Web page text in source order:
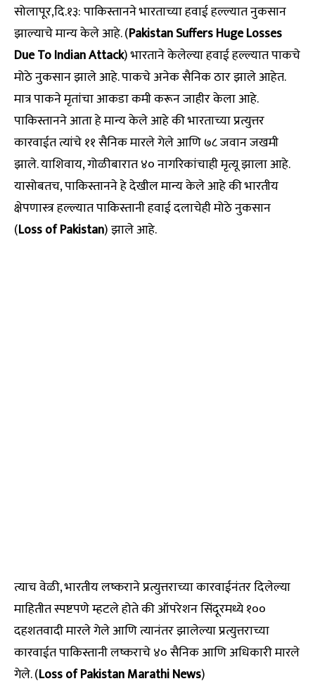
सोलापूर,दि.१३: पाकिस्तानने भारताच्या हवाई हल्ल्यात नुकसान
झाल्याचे मान्य केले आहे. (Pakistan Suffers Huge Losses
Due To Indian Attack) भारताने केलेल्या हवाई हल्ल्यात पाकचे
मोठे नुकसान झाले आहे. पाकचे अनेक सैनिक ठार झाले आहेत.
मात्र पाकने मृतांचा आकडा कमी करून जाहीर केला आहे.
पाकिस्तानने आता हे मान्य केले आहे की भारताच्या प्रत्युत्तर
कारवाईत त्यांचे ११ सैनिक मारले गेले आणि ७८ जवान जखमी
झाले. याशिवाय, गोळीबारात ४० नागरिकांचाही मृत्यू झाला आहे.
यासोबतच, पाकिस्तानने हे देखील मान्य केले आहे की भारतीय
क्षेपणास्त्र हल्ल्यात पाकिस्तानी हवाई दलाचेही मोठे नुकसान
(Loss of Pakistan) झाले आहे.
त्याच वेळी, भारतीय लष्कराने प्रत्युत्तराच्या कारवाईनंतर दिलेल्या
माहितीत स्पष्टपणे म्हटले होते की ऑपरेशन सिंदूरमध्ये १००
दहशतवादी मारले गेले आणि त्यानंतर झालेल्या प्रत्युत्तराच्या
कारवाईत पाकिस्तानी लष्कराचे ४० सैनिक आणि अधिकारी मारले
गेले. (Loss of Pakistan Marathi News)